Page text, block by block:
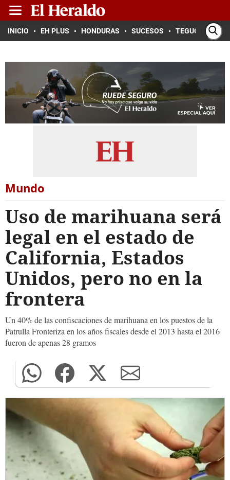
INICIO EH PLUS HONDURAS SUCESOS TEGUCIGALPA
Mundo
Uso de marihuana será
legal en el estado de
California, Estados
Unidos, pero no en la
frontera
Un 40% de las confiscaciones de marihuana en los puestos de la
Patrulla Fronteriza en los años fiscales desde el 2013 hasta el 2016
fueron de apenas 28 gramos